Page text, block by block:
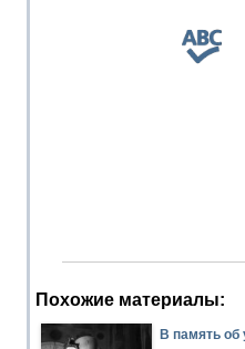
Похожие материалы:
В память об